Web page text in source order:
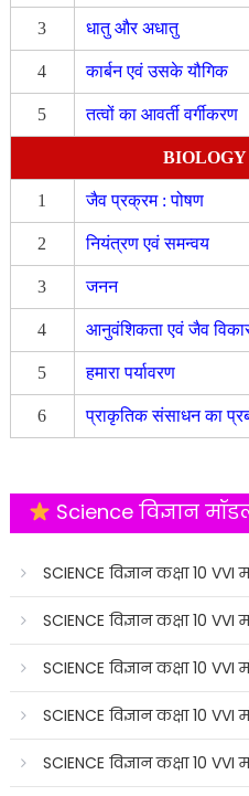
3 धातु और अधातु
4 कार्बन एवं उसके यौगिक
5 तत्वों का आवर्ती वर्गीकरण
BIOLOGY
1 जैव प्रक्रम : पोषण
2 नियंत्रण एवं समन्वय
3 जनन
4 आनुवंशिकता एवं जैव
5 हमारा पर्यावरण
6 प्राकृतिक संसाधन का
Science विज्ञान
SCIENCE विज्ञान कक्षा 10 VVI
SCIENCE विज्ञान कक्षा 10
SCIENCE विज्ञान कक्षा 10
SCIENCE विज्ञान कक्षा 10
SCIENCE विज्ञान कक्षा 10